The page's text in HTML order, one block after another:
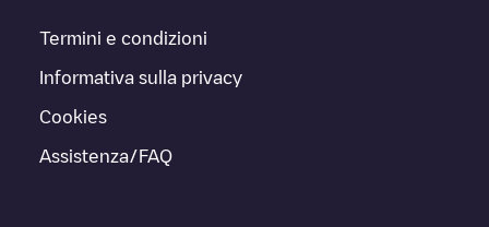
Termini e condizioni
Informativa sulla privacy
Cookies
Assistenza/FAQ